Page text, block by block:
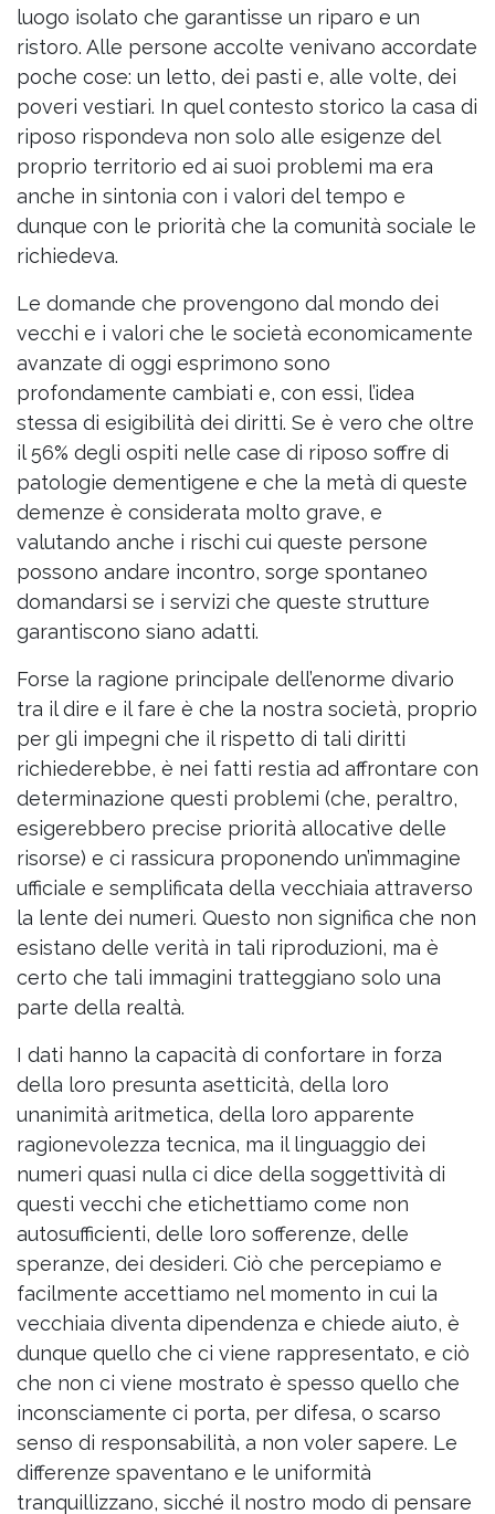
luogo isolato che garantisse un riparo e un
ristoro. Alle persone accolte venivano accordate
poche cose: un letto, dei pasti e, alle volte, dei
poveri vestiari. In quel contesto storico la casa di
riposo rispondeva non solo alle esigenze del
proprio territorio ed ai suoi problemi ma era
anche in sintonia con i valori del tempo e
dunque con le priorità che la comunità sociale le
richiedeva.
Le domande che provengono dal mondo dei
vecchi e i valori che le società economicamente
avanzate di oggi esprimono sono
profondamente cambiati e, con essi, l’idea
stessa di esigibilità dei diritti. Se è vero che oltre
il 56% degli ospiti nelle case di riposo soffre di
patologie dementigene e che la metà di queste
demenze è considerata molto grave, e
valutando anche i rischi cui queste persone
possono andare incontro, sorge spontaneo
domandarsi se i servizi che queste strutture
garantiscono siano adatti.
Forse la ragione principale dell’enorme divario
tra il dire e il fare è che la nostra società, proprio
per gli impegni che il rispetto di tali diritti
richiederebbe, è nei fatti restia ad affrontare con
determinazione questi problemi (che, peraltro,
esigerebbero precise priorità allocative delle
risorse) e ci rassicura proponendo un’immagine
ufficiale e semplificata della vecchiaia attraverso
la lente dei numeri. Questo non significa che non
esistano delle verità in tali riproduzioni, ma è
certo che tali immagini tratteggiano solo una
parte della realtà.
I dati hanno la capacità di confortare in forza
della loro presunta asetticità, della loro
unanimità aritmetica, della loro apparente
ragionevolezza tecnica, ma il linguaggio dei
numeri quasi nulla ci dice della soggettività di
questi vecchi che etichettiamo come non
autosufficienti, delle loro sofferenze, delle
speranze, dei desideri. Ciò che percepiamo e
facilmente accettiamo nel momento in cui la
vecchiaia diventa dipendenza e chiede aiuto, è
dunque quello che ci viene rappresentato, e ciò
che non ci viene mostrato è spesso quello che
inconsciamente ci porta, per difesa, o scarso
senso di responsabilità, a non voler sapere. Le
differenze spaventano e le uniformità
tranquillizzano, sicché il nostro modo di pensare